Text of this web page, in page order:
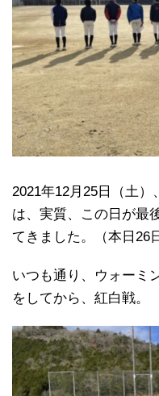
2021年12月25日（土
は、実質、この日が最
てきました。（本日26
いつも通り、ウォーミ
をしてから、紅白戦。